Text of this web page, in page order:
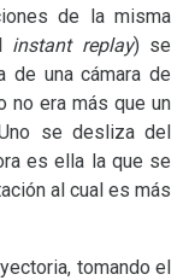
de la misma
instant replay) se
de una cámara de
no era más que un
se desliza del
es ella la que se
al cual es más
tomando el